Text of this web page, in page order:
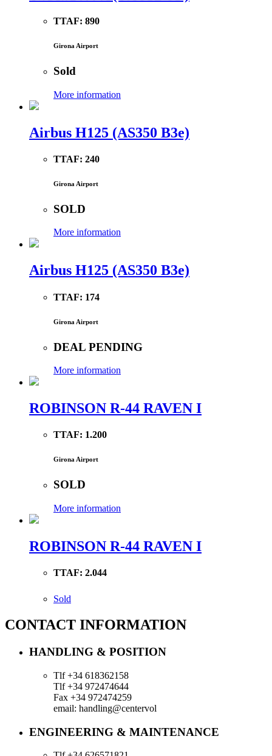
TTAF: 890
Girona Airport
Sold
More information
Airbus H125 (AS350 B3e)
TTAF: 240
Girona Airport
SOLD
More information
Airbus H125 (AS350 B3e)
TTAF: 174
Girona Airport
DEAL PENDING
More information
ROBINSON R-44 RAVEN I
TTAF: 1.200
Girona Airport
SOLD
More information
ROBINSON R-44 RAVEN I
TTAF: 2.044
Sold
CONTACT INFORMATION
HANDLING & POSITION
Tlf +34 618362158
Tlf +34 972474644
Fax +34 972474259
email: handling@centervol
ENGINEERING & MAINTENANCE